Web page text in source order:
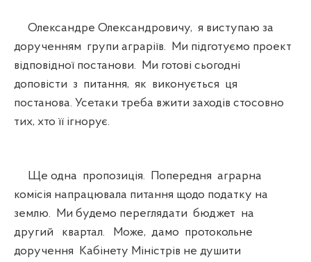
Олександре Олександровичу, я виступаю за
дорученням групи аграріїв. Ми підготуємо проект
відповідної постанови. Ми готові сьогодні
доповісти з питання, як виконується ця
постанова. Усетаки треба вжити заходів стосовно
тих, хто її ігнорує.
Ще одна пропозиція. Попередня аграрна
комісія напрацювала питання щодо податку на
землю. Ми будемо переглядати бюджет на
другий квартал. Може, дамо протокольне
доручення Кабінету Міністрів не душити